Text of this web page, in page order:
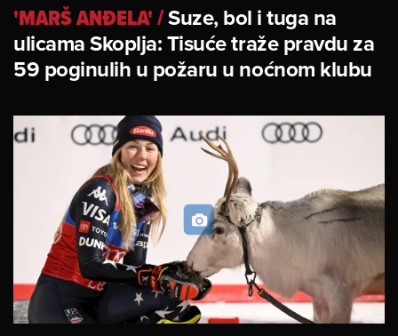
'MARŠ ANĐELA'/Suze, bol i tuga na
ulicama Skoplja: Tisuće traže pravdu za
59 poginulih u požaru u noćnom klubu